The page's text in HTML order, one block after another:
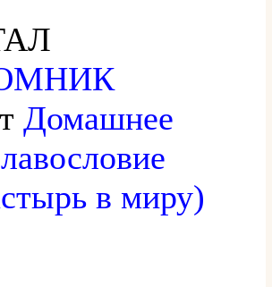
Домашнее
в миру)